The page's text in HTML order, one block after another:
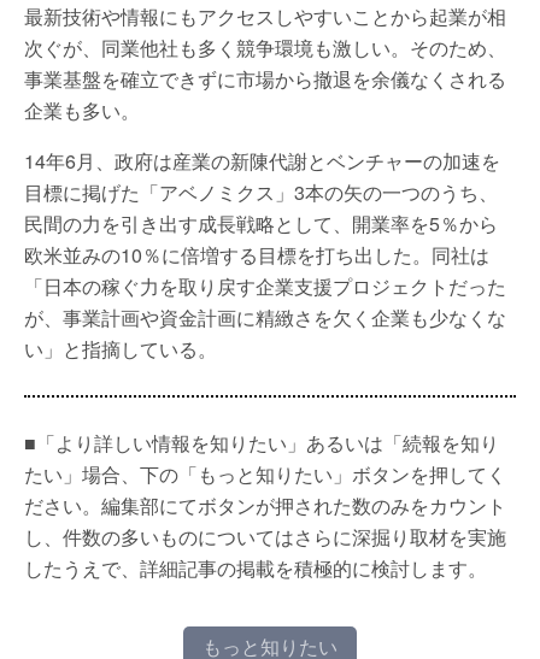
最新技術や情報にもアクセスしやすいことから起業が相
次ぐが、同業他社も多く競争環境も激しい。そのため、
事業基盤を確立できずに市場から撤退を余儀なくされる
企業も多い。
14年6月、政府は産業の新陳代謝とベンチャーの加速を
目標に掲げた「アベノミクス」3本の矢の一つのうち、
民間の力を引き出す成長戦略として、開業率を5％から
欧米並みの10％に倍増する目標を打ち出した。同社は
「日本の稼ぐ力を取り戻す企業支援プロジェクトだった
が、事業計画や資金計画に精緻さを欠く企業も少なくな
い」と指摘している。
■「より詳しい情報を知りたい」あるいは「続報を知り
たい」場合、下の「もっと知りたい」ボタンを押してく
ださい。編集部にてボタンが押された数のみをカウント
し、件数の多いものについてはさらに深掘り取材を実施
したうえで、詳細記事の掲載を積極的に検討します。
もっと知りたい